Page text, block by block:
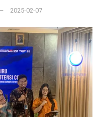
2025-02-07